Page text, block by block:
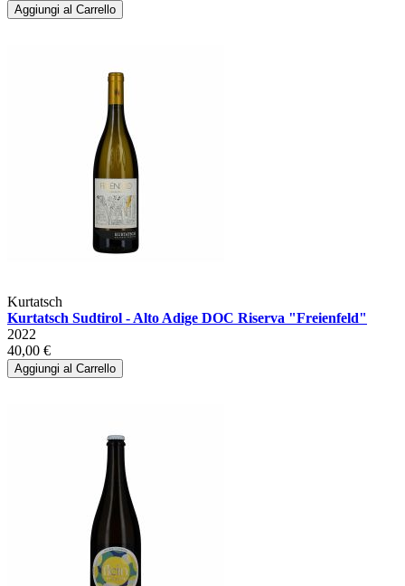
Aggiungi al Carrello
Kurtatsch
Kurtatsch Sudtirol - Alto Adige DOC Riserva "Freienfeld"
2022
40,00 €
Aggiungi al Carrello